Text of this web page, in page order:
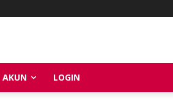
AKUN LOGIN